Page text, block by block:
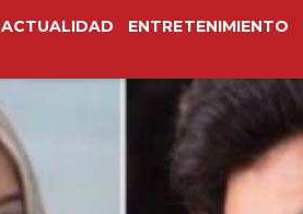
ACTUALIDAD ENTRETENIMIENTO